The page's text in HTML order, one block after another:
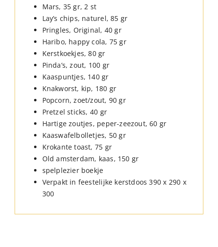
Mars, 35 gr, 2 st
Lay’s chips, naturel, 85 gr
Pringles, Original, 40 gr
Haribo, happy cola, 75 gr
Kerstkoekjes, 80 gr
Pinda’s, zout, 100 gr
Kaaspuntjes, 140 gr
Knakworst, kip, 180 gr
Popcorn, zoet/zout, 90 gr
Pretzel sticks, 40 gr
Hartige zoutjes, peper-zeezout, 60 gr
Kaaswafelbolletjes, 50 gr
Krokante toast, 75 gr
Old amsterdam, kaas, 150 gr
spelplezier boekje
Verpakt in feestelijke kerstdoos 390 x 290 x
300